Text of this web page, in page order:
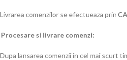
Livrarea comenzilor se efectueaza prin
Procesare si livrare comenzi:
Dupa lansarea comenzii in cel mai scurt